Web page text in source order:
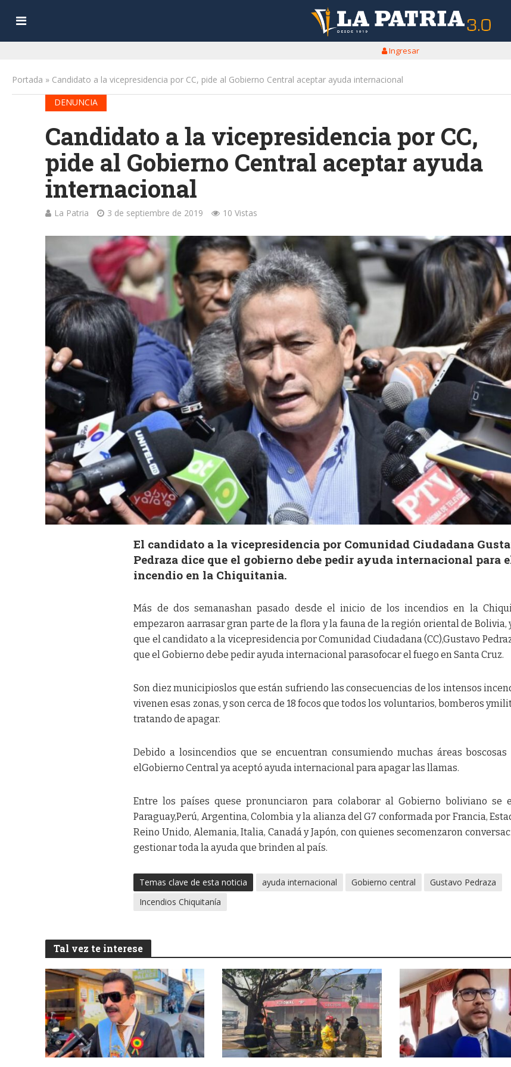
Ingresar
Portada » Candidato a la vicepresidencia por CC, pide al Gobierno Central aceptar ayuda internacional
DENUNCIA
Candidato a la vicepresidencia por CC,
pide al Gobierno Central aceptar ayuda
internacional
La Patria 3 de septiembre de 2019 10 Vistas
El candidato a la vicepresidencia por Comunidad Ciudadana
Pedraza dice que el gobierno debe pedir ayuda internacional para
incendio en la Chiquitania.
Más de dos semanashan pasado desde el inicio de los incendios en la
empezaron aarrasar gran parte de la flora y la fauna de la región oriental de Bolivia,
que el candidato a la vicepresidencia por Comunidad Ciudadana (CC),Gustavo
que el Gobierno debe pedir ayuda internacional parasofocar el fuego en Santa Cruz.
Son diez municipioslos que están sufriendo las consecuencias de los intensos
vivenen esas zonas, y son cerca de 18 focos que todos los voluntarios, bomberos
tratando de apagar.
Debido a losincendios que se encuentran consumiendo muchas áreas boscosas
elGobierno Central ya aceptó ayuda internacional para apagar las llamas.
Entre los países quese pronunciaron para colaborar al Gobierno boliviano se
Paraguay,Perú, Argentina, Colombia y la alianza del G7 conformada por Francia,
Reino Unido, Alemania, Italia, Canadá y Japón, con quienes secomenzaron
gestionar toda la ayuda que brinden al país.
Temas clave de esta noticia ayuda internacional Gobierno central
Gustavo Pedraza
Incendios Chiquitanía
Tal vez te interese